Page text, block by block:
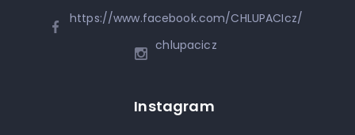
https://www.facebook.com/CHLUPACIcz/
chlupacicz
Instagram